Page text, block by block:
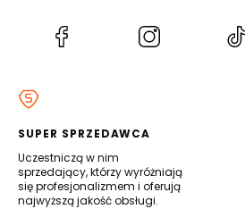
(Otwiera
SUPER SPRZEDAWCA
Uczestniczą w nim
sprzedający, którzy wyróżniają
się profesjonalizmem i oferują
najwyższą jakość obsługi.